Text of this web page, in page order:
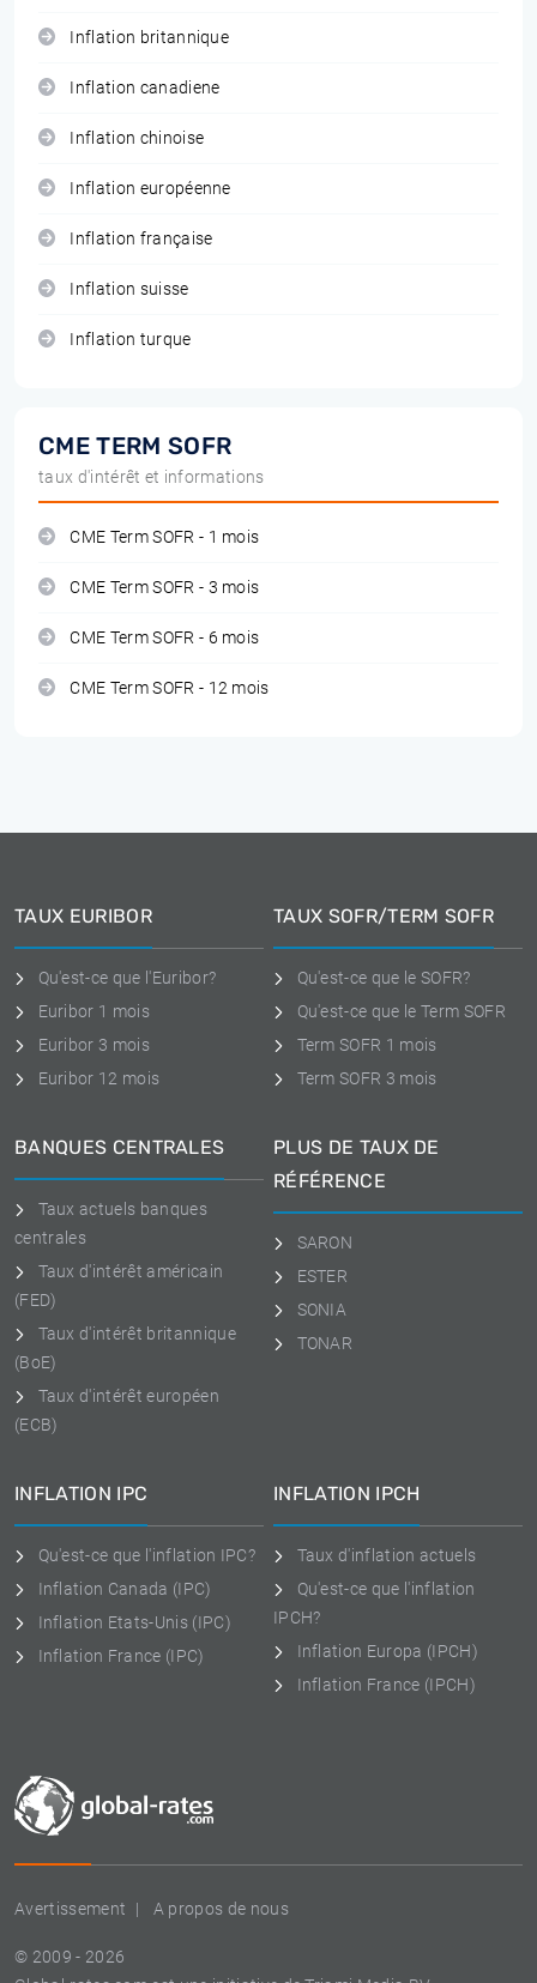
Inflation britannique
Inflation canadiene
Inflation chinoise
Inflation européenne
Inflation française
Inflation suisse
Inflation turque
CME TERM SOFR
taux d'intérêt et informations
CME Term SOFR - 1 mois
CME Term SOFR - 3 mois
CME Term SOFR - 6 mois
CME Term SOFR - 12 mois
Avertissement A propos de nous
© 2009 - 2026
TAUX EURIBOR
Qu'est-ce que l'Euribor?
Euribor 1 mois
Euribor 3 mois
Euribor 12 mois
TAUX SOFR/TERM SOFR
Qu'est-ce que le SOFR?
Qu'est-ce que le Term SOFR
Term SOFR 1 mois
Term SOFR 3 mois
BANQUES CENTRALES
Taux actuels banques
centrales
Taux d'intérêt américain
(FED)
Taux d'intérêt britannique
(BoE)
Taux d'intérêt européen
(ECB)
PLUS DE TAUX DE
RÉFÉRENCE
SARON
ESTER
SONIA
TONAR
INFLATION IPC
Qu'est-ce que l'inflation IPC?
Inflation Canada (IPC)
Inflation Etats-Unis (IPC)
Inflation France (IPC)
INFLATION IPCH
Taux d'inflation actuels
Qu'est-ce que l'inflation
IPCH?
Inflation Europa (IPCH)
Inflation France (IPCH)